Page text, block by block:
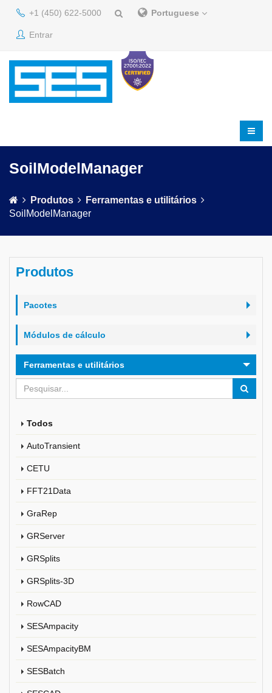
+1 (450) 622-5000 Portuguese
Entrar
SoilModelManager
Produtos
Ferramentas e utilitários
SoilModelManager
Produtos
Pacotes
Módulos de cálculo
Ferramentas e utilitários
Todos
AutoTransient
CETU
FFT21Data
GraRep
GRServer
GRSplits
GRSplits-3D
RowCAD
SESAmpacity
SESAmpacityBM
SESBatch